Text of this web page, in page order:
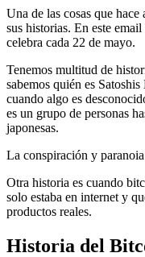
Una de las cosas que
sus historias. En este
celebra cada 22 de mayo.
Tenemos multitud de
sabemos quién es
cuando algo es
es un grupo de personas
japonesas.
La conspiración y
Otra historia es cuando
solo estaba en internet y
productos reales.
Historia del